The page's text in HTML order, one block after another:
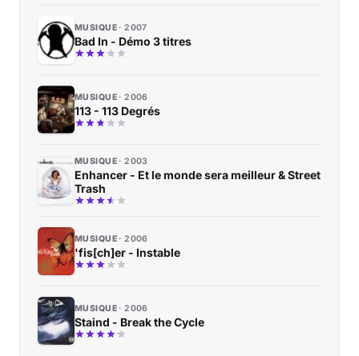
MUSIQUE 2007
Bad In - Démo 3 titres
MUSIQUE 2006
113 - 113 Degrés
MUSIQUE 2003
Enhancer - Et le monde sera meilleur & Street
Trash
MUSIQUE 2006
'fis[ch]er - Instable
MUSIQUE 2006
Staind - Break the Cycle